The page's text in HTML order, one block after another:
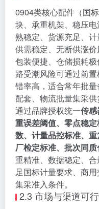
0904类核心配件（国
块、承重机架、稳压
熟稳定、货源充足、计
供需稳定、无断供涨
包装便捷、仓储损耗
路受潮风险可通过前
错率高，适合常年批
配套、物流批量集采供
通过品牌授权统一传
重误差阈值、零点稳
数、计量品控标准、
厂检定标准、批次同
重精准、数据稳定、
足国标计量要求、商
集采准入条件。
2.3 市场与渠道可